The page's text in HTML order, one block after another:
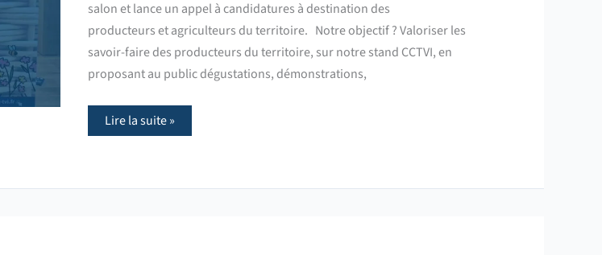
salon et lance un appel à candidatures à destination des
producteurs et agriculteurs du territoire. Notre objectif ? Valoriser les
savoir-faire des producteurs du territoire, sur notre stand CCTVI, en
proposant au public dégustations, démonstrations,
Lire la suite »